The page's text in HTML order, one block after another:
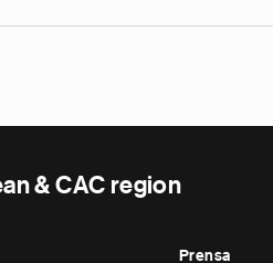
& CAC region
Prensa